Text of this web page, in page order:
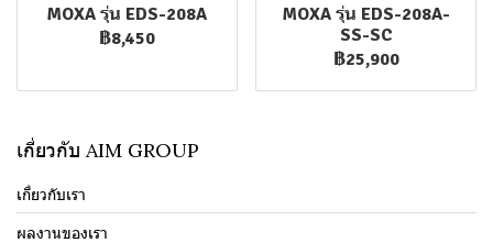
MOXA รุ่น EDS-208A
฿8,450
MOXA รุ่น EDS-208A-
SS-SC
฿25,900
เกี่ยวกับ AIM GROUP
เกี่ยวกับเรา
ผลงานของเรา